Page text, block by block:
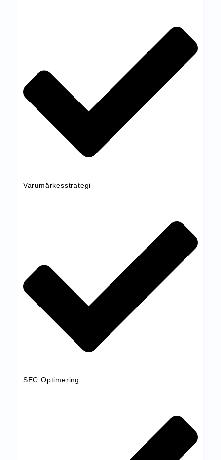
Varumärkesstrategi
SEO Optimering